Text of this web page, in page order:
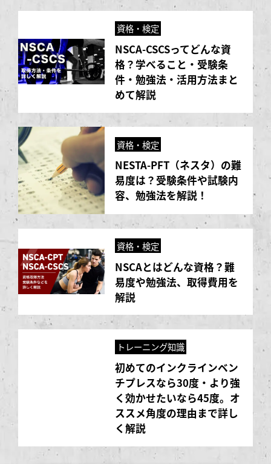
資格・検定
NSCA-CSCSってどんな資
格？学べること・受験条
件・勉強法・活用方法まと
めて解説
資格・検定
NESTA-PFT（ネスタ）の難
易度は？受験条件や試験内
容、勉強法を解説！
資格・検定
NSCAとはどんな資格？難
易度や勉強法、取得費用を
解説
トレーニング知識
初めてのインクラインベン
チプレスなら30度・より強
く効かせたいなら45度。オ
ススメ角度の理由まで詳し
く解説